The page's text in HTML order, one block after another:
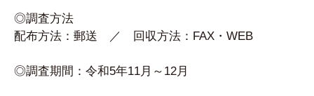
◎調査方法
配布方法：郵送 ／ 回収方法：FAX・WEB
◎調査期間：令和5年11月～12月